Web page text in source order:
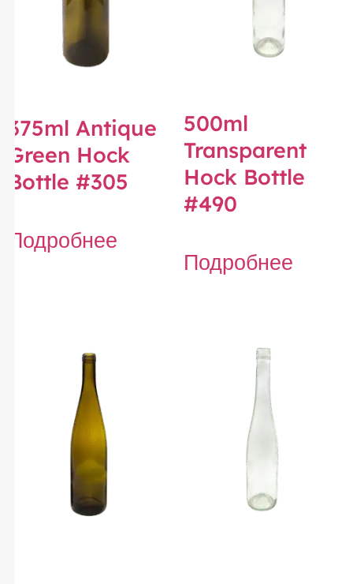
375ml Antique
Green Hock
Bottle #305
Подробнее
500ml
Transparent
Hock Bottle
#490
Подробнее